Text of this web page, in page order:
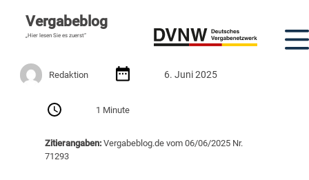
Vergabeblog
„Hier lesen Sie es zuerst“
Redaktion 6. Juni 2025
1 Minute
Zitierangaben:Vergabeblog.de vom 06/06/2025 Nr.
71293